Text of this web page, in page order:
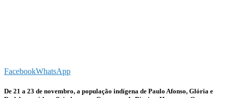
FacebookWhatsApp
De 21 a 23 de novembro, a população indígena de Paulo Afonso, Glória e